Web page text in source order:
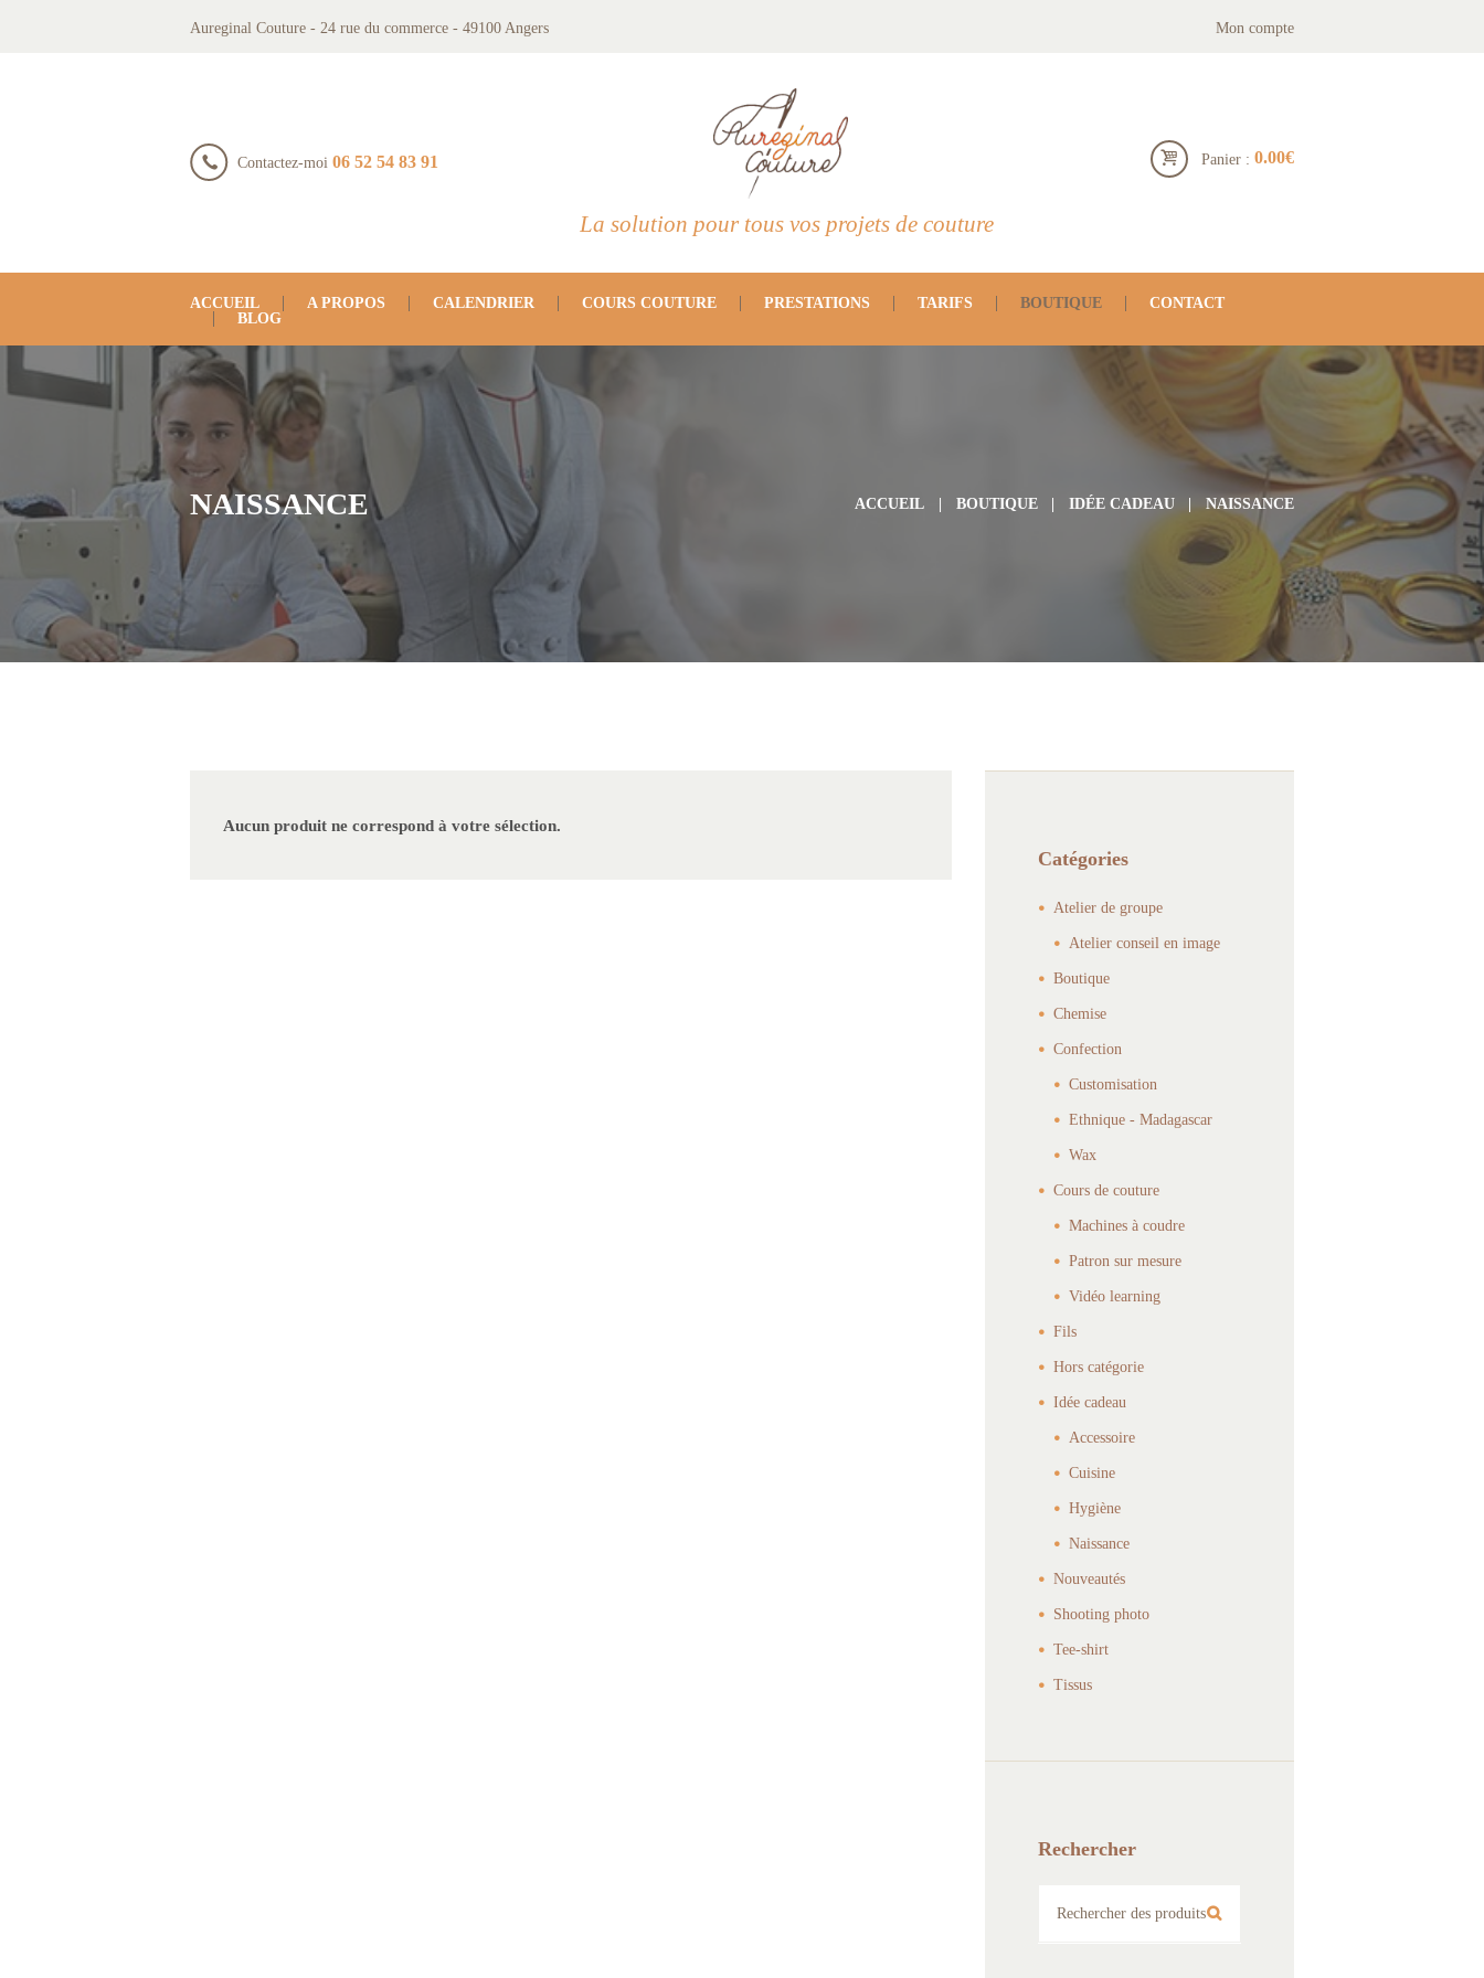
Aureginal Couture - 24 rue du commerce - 49100 Angers Mon compte
Contactez-moi 06 52 54 83 91
La solution pour tous vos projets de couture
Panier : 0.00€
ACCUEIL A PROPOS CALENDRIER COURS COUTURE PRESTATIONS TARIFS BOUTIQUE
CONTACT
BLOG
NAISSANCE ACCUEIL BOUTIQUE IDÉE CADEAU NAISSANCE
Aucun produit ne correspond à votre sélection.
Catégories
Atelier de groupe
Atelier conseil en image
Boutique
Chemise
Confection
Customisation
Ethnique - Madagascar
Wax
Cours de couture
Machines à coudre
Patron sur mesure
Vidéo learning
Fils
Hors catégorie
Idée cadeau
Accessoire
Cuisine
Hygiène
Naissance
Nouveautés
Shooting photo
Tee-shirt
Tissus
Rechercher